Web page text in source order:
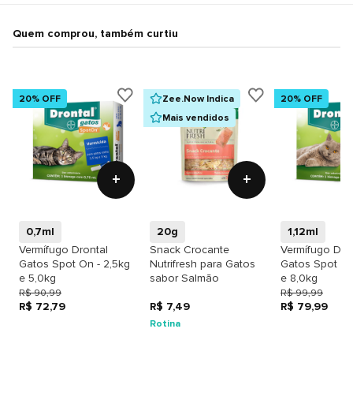
Quem comprou, também curtiu
20% OFF
+
0,7ml
Vermífugo Drontal
Gatos Spot On - 2,5kg
e 5,0kg
R$ 90,99
R$ 72,79
Zee.Now Indica
Mais vendidos
+
20g
Snack Crocante
Nutrifresh para Gatos
sabor Salmão
R$ 7,49
Rotina
20% OFF
1,12ml
Vermífugo
Gatos Spot
e 8,0kg
R$ 99,99
R$ 79,99